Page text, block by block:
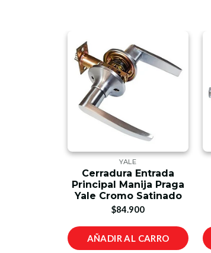
YALE
Cerradura Entrada
Principal Manija Praga
Yale Cromo Satinado
$84.900
AÑADIR AL CARRO